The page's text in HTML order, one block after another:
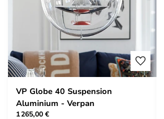
VP Globe 40 Suspension
Aluminium - Verpan
1 265,00 €